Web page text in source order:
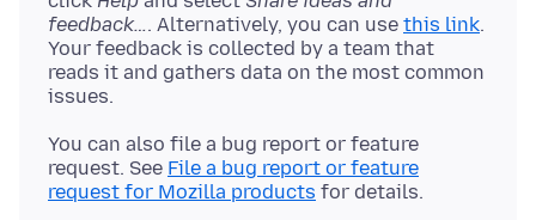
feedback…. Alternatively, you can use this link.
Your feedback is collected by a team that
reads it and gathers data on the most common
You can also file a bug report or feature
request. See File a bug report or feature
request for Mozilla products